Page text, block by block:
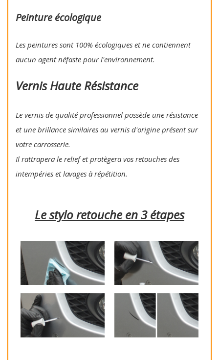
Peinture écologique
Les peintures sont 100% écologiques et ne contiennent
aucun agent néfaste pour l'environnement.
Vernis Haute Résistance
Le vernis de qualité professionnel possède une résistance
et une brillance similaires au vernis d'origine présent sur
votre carrosserie.
Il rattrapera le relief et protègera vos retouches des
intempéries et lavages à répétition.
Le stylo retouche en 3 étapes